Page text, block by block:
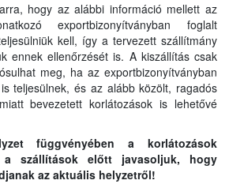
hogy az alábbi információ mellett az
exportbizonyítványban foglalt
kell, így a tervezett szállítmány
ennek ellenőrzését is. A kiszállítás csak
meg, ha az exportbizonyítványban
teljesülnek, és az alább közölt, ragadós
bevezetett korlátozások is lehetővé
függvényében a korlátozások
a szállítások előtt javasoljuk, hogy
az aktuális helyzetről!